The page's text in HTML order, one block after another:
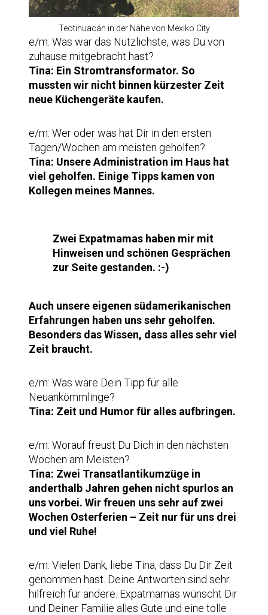
Teotihuacán in der Nähe von Mexiko City
e/m: Was war das Nützlichste, was Du von
zuhause mitgebracht hast?
Tina: Ein Stromtransformator. So
mussten wir nicht binnen kürzester Zeit
neue Küchengeräte kaufen.
e/m: Wer oder was hat Dir in den ersten
Tagen/Wochen am meisten geholfen?
Tina: Unsere Administration im Haus hat
viel geholfen. Einige Tipps kamen von
Kollegen meines Mannes.
Zwei Expatmamas haben mir mit
Hinweisen und schönen Gesprächen
zur Seite gestanden. :-)
Auch unsere eigenen südamerikanischen
Erfahrungen haben uns sehr geholfen.
Besonders das Wissen, dass alles sehr viel
Zeit braucht.
e/m: Was wäre Dein Tipp für alle
Neuankömmlinge?
Tina: Zeit und Humor für alles aufbringen.
e/m: Worauf freust Du Dich in den nächsten
Wochen am Meisten?
Tina: Zwei Transatlantikumzüge in
anderthalb Jahren gehen nicht spurlos an
uns vorbei. Wir freuen uns sehr auf zwei
Wochen Osterferien – Zeit nur für uns drei
und viel Ruhe!
e/m: Vielen Dank, liebe Tina, dass Du Dir Zeit
genommen hast. Deine Antworten sind sehr
hilfreich für andere. Expatmamas wünscht Dir
und Deiner Familie alles Gute und eine tolle